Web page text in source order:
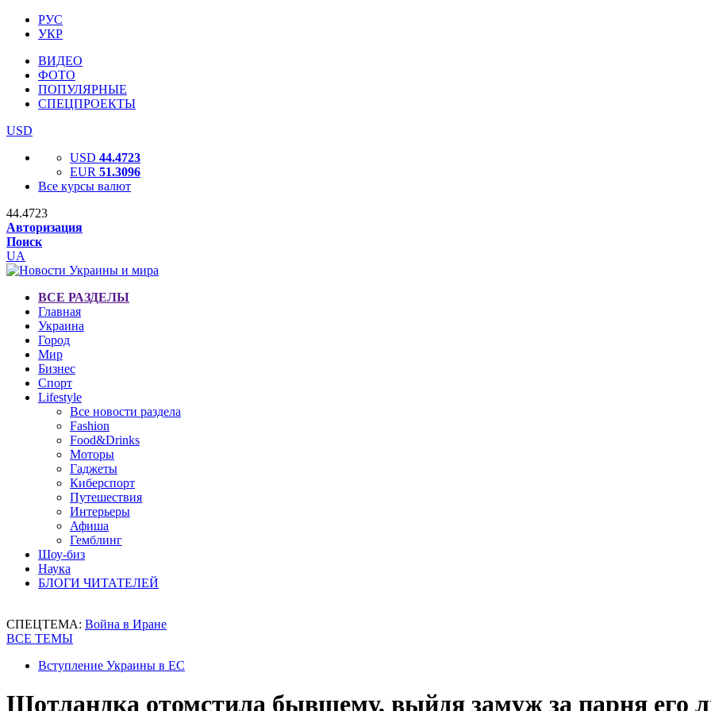
РУС
УКР
ВИДЕО
ФОТО
ПОПУЛЯРНЫЕ
СПЕЦПРОЕКТЫ
USD
USD 44.4723
EUR 51.3096
Все курсы валют
44.4723
Авторизация
Поиск
UA
ВСЕ РАЗДЕЛЫ
Главная
Украина
Город
Мир
Бизнес
Спорт
Lifestyle
Все новости раздела
Fashion
Food&Drinks
Моторы
Гаджеты
Киберспорт
Путешествия
Интерьеры
Афиша
Гемблинг
Шоу-биз
Наука
БЛОГИ ЧИТАТЕЛЕЙ
СПЕЦТЕМА: Война в Иране
ВСЕ ТЕМЫ
Вступление Украины в ЕС
Шотландка отомстила бывшему, выйдя замуж за парня его